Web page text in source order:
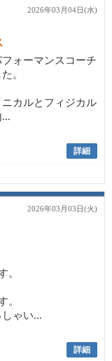
2026年03月04日(水)
ォーマンスコーチ
。
カルとフィジカル
詳細
2026年03月03日(火)
。
。
ゃい...
詳細